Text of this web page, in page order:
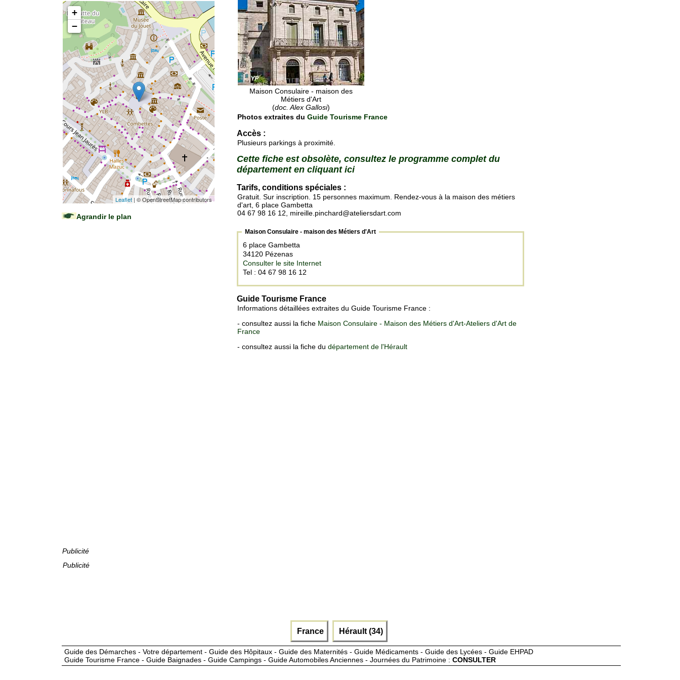
+
−
Leaflet | © OpenStreetMap contributors
Agrandir le plan
Publicité
Maison Consulaire - maison des
Métiers d'Art
(doc. Alex Gallosi)
Photos extraites du Guide Tourisme France
Accès :
Plusieurs parkings à proximité.
Cette fiche est obsolète, consultez le programme complet du
département en cliquant ici
Tarifs, conditions spéciales :
Gratuit. Sur inscription. 15 personnes maximum. Rendez-vous à la maison des métiers
d'art, 6 place Gambetta
04 67 98 16 12, mireille.pinchard@ateliersdart.com
Maison Consulaire - maison des Métiers d'Art
6 place Gambetta
34120 Pézenas
Consulter le site Internet
Tel : 04 67 98 16 12
Guide Tourisme France
Informations détaillées extraites du Guide Tourisme France :
- consultez aussi la fiche Maison Consulaire - Maison des Métiers d'Art-Ateliers d'Art de
France
- consultez aussi la fiche du département de l'Hérault
Publicité
France Hérault (34)
Guide des Démarches - Votre département - Guide des Hôpitaux - Guide des Maternités - Guide Médicaments - Guide des Lycées - Guide EHPAD
Guide Tourisme France - Guide Baignades - Guide Campings - Guide Automobiles Anciennes - Journées du Patrimoine : CONSULTER